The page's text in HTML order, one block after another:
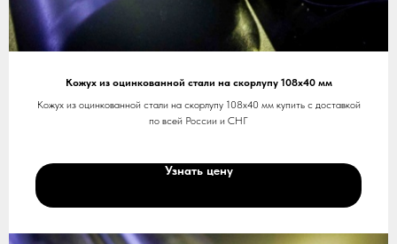
Кожух из оцинкованной стали на скорлупу 108х40 мм
Кожух из оцинкованной стали на скорлупу 108х40 мм купить с доставкой
по всей России и СНГ
Узнать цену